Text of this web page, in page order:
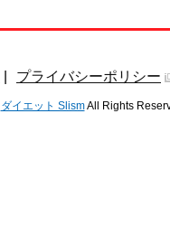
プライバシーポリシー
ダイエット SlismAll Rights